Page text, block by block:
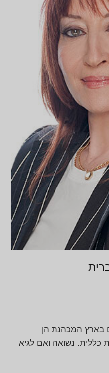
בארץ המכהנת הן
כללית. נשואה ואם לגיא